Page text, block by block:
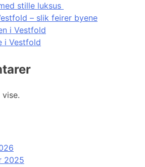
stille luksus
– slik feirer byene
i Vestfold
i Vestfold
2025